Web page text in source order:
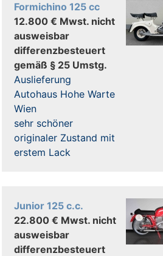
Formichino 125 cc
12.800 € Mwst. nicht
ausweisbar
differenzbesteuert
gemäß § 25 Umstg.
Auslieferung
Autohaus Hohe Warte
Wien
sehr schöner
originaler Zustand mit
erstem Lack
Junior 125 c.c.
22.800 € Mwst. nicht
ausweisbar
differenzbesteuert